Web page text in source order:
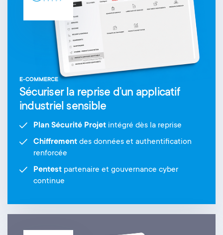
E-COMMERCE
Sécuriser la reprise d’un applicatif
industriel sensible
Plan Sécurité Projet intégré dès la reprise
Chiffrement des données et authentification
renforcée
Pentest partenaire et gouvernance cyber
continue